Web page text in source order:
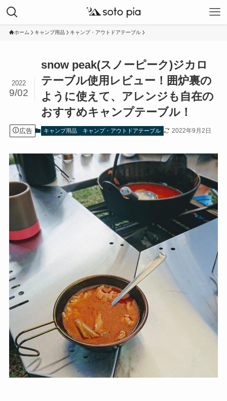
ホーム キャンプ用品 キャンプ・アウトドアテーブル
snow peak(スノーピーク)ジカロ
テーブル使用レビュー！囲炉裏の
ように使えて、アレンジも自在の
おすすめキャンプテーブル！
2022
9/02
広告 キャンプ用品 キャンプ・アウトドアテーブル 2022年9月2日